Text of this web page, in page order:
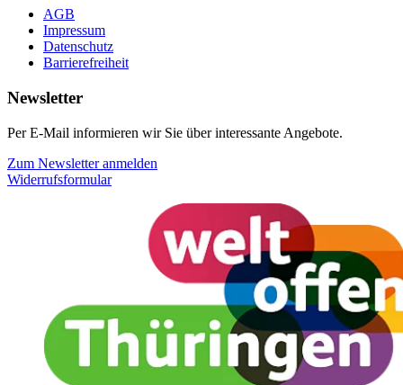
AGB
Impressum
Datenschutz
Barrierefreiheit
Newsletter
Per E-Mail informieren wir Sie über interessante Angebote.
Zum Newsletter anmelden
Widerrufsformular